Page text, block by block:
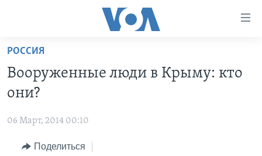
Перейти
основной
контент
навигации
ПРОГРАММЫ
НОВОСТИ ЗА МИНУТУ
ИТОГИ
УЧИМ АНГЛИЙСКИЙ
НАША АМЕРИКАНСКАЯ ИСТОРИЯ
ЭКСПЕРТИЗА
ИНТЕРВЬЮ
РОССИЯ
Вооруженные люди в Крыму: кто
они?
06 Март, 2014 00:10
Поделиться